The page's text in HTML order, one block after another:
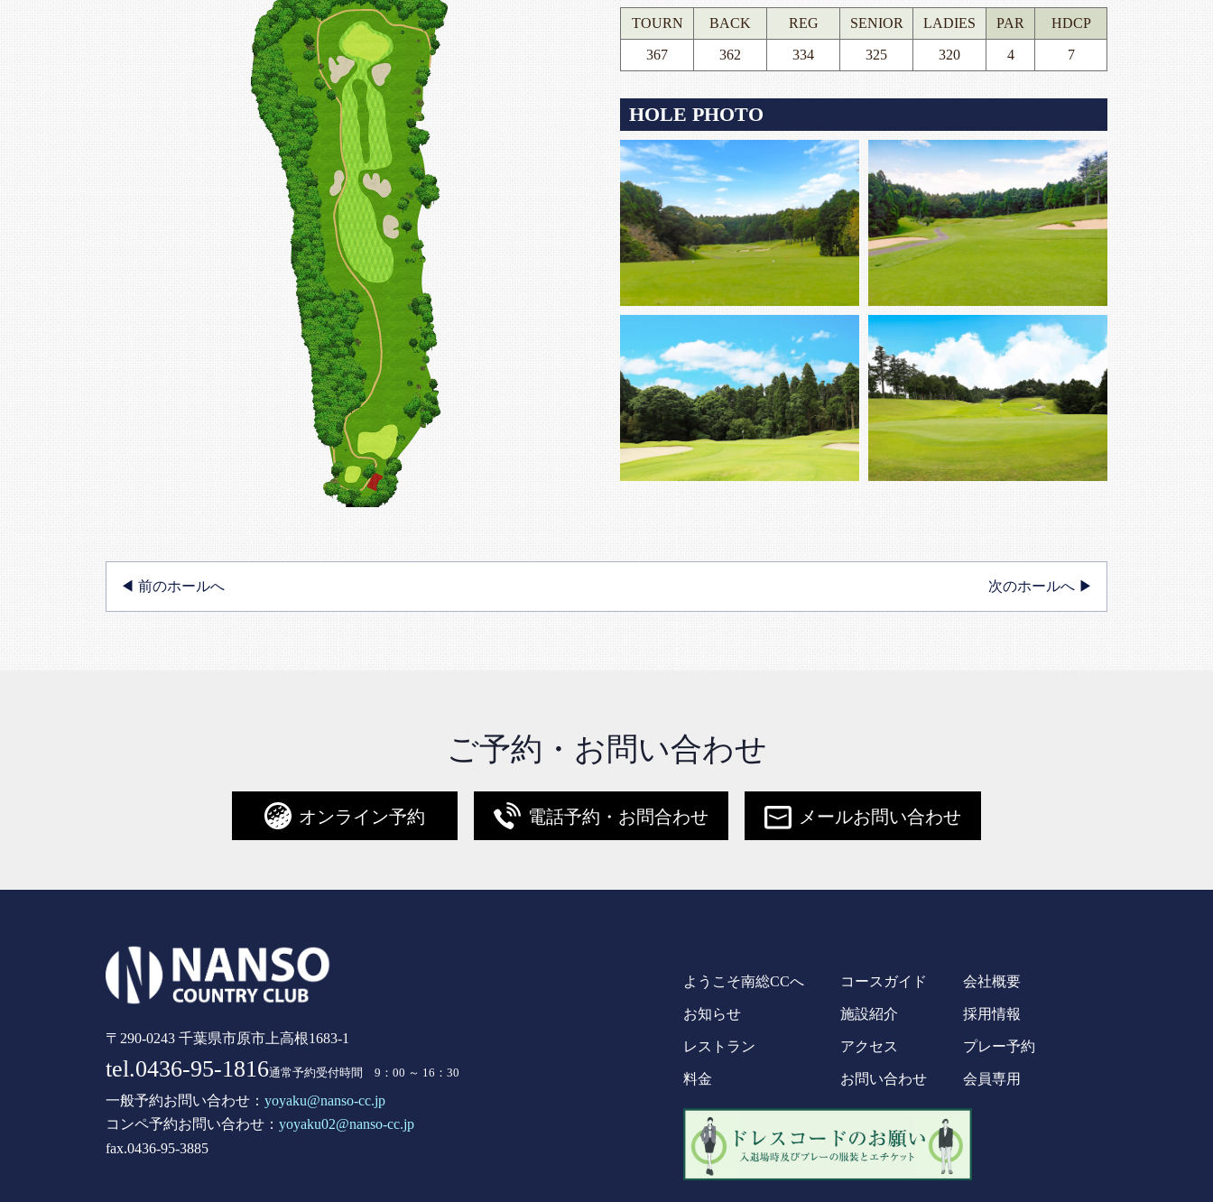
TOURN BACK REG SENIOR LADIES PAR HDCP
367 362 334 325 320 4 7
HOLE PHOTO
◀︎ 前のホールへ 次のホールへ ▶︎
ご予約・お問い合わせ
オンライン予約 電話予約・お問合わせ メールお問い合わせ
〒290-0243 千葉県市原市上高根1683-1
tel.0436-95-1816通常予約受付時間 9：00 ～ 16：30
一般予約お問い合わせ： yoyaku@nanso-cc.jp
コンペ予約お問い合わせ： yoyaku02@nanso-cc.jp
fax.0436-95-3885
ようこそ南総CCへ
お知らせ
レストラン
料金
コースガイド
施設紹介
アクセス
お問い合わせ
会社概要
採用情報
プレー予約
会員専用